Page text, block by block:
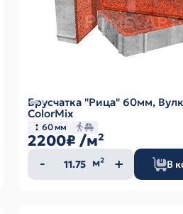
Брусчатка "Рица" 60мм,
ColorMix
60 мм
2200₽ /м²
Количество
товара
м² В